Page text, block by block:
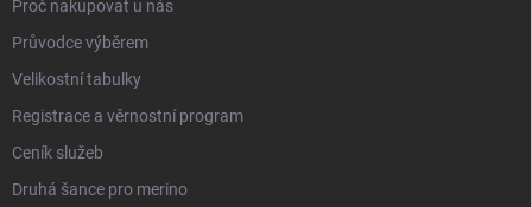
Proč nakupovat u nás
Průvodce výběrem
Velikostní tabulky
Registrace a věrnostní program
Ceník služeb
Druhá šance pro merino